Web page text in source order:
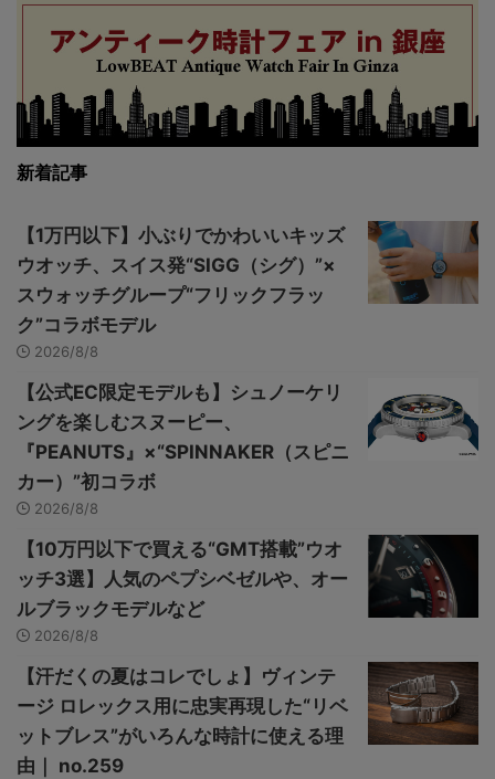
新着記事
【1万円以下】小ぶりでかわいいキッズ
ウオッチ、スイス発“SIGG（シグ）”×
スウォッチグループ“フリックフラッ
ク”コラボモデル
2026/8/8
【公式EC限定モデルも】シュノーケリ
ングを楽しむスヌーピー、
『PEANUTS』×“SPINNAKER（スピニ
カー）”初コラボ
2026/8/8
【10万円以下で買える“GMT搭載”ウオ
ッチ3選】人気のペプシベゼルや、オー
ルブラックモデルなど
2026/8/8
【汗だくの夏はコレでしょ】ヴィンテ
ージ ロレックス用に忠実再現した“リベ
ットブレス”がいろんな時計に使える理
由｜ no.259